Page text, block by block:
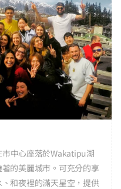
中心座落於Wakatipu湖
的美麗城市。可充分的享
和夜裡的滿天星空，提供